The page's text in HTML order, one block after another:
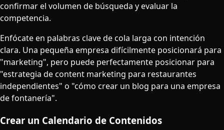
confirmar el volumen de búsqueda y evaluar la
competencia.
Enfócate en palabras clave de cola larga con intención
clara. Una pequeña empresa difícilmente posicionará para
"marketing", pero puede perfectamente posicionar para
"estrategia de content marketing para restaurantes
independientes" o "cómo crear un blog para una empresa
de fontanería".
Crear un Calendario de Contenidos